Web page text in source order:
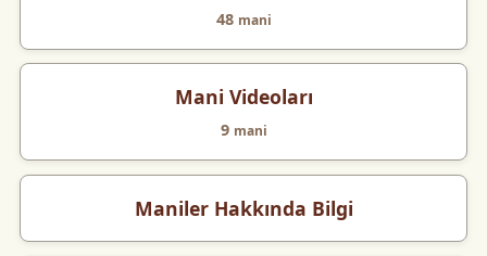
48 mani
Mani Videoları
9 mani
Maniler Hakkında Bilgi